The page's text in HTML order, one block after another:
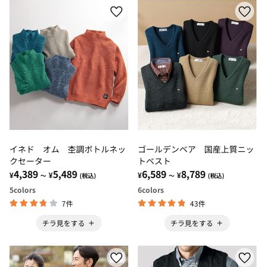
イネド オム 杢調ボトルネッ
クセーター
¥4,389 ～ ¥5,489 (税込)
5colors
7件
チラ見をする
ゴールデンベア 国産上質ニッ
トベスト
¥6,589 ～ ¥8,789 (税込)
6colors
43件
チラ見をする